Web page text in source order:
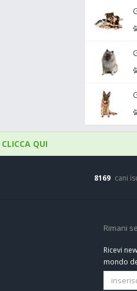
CLICCA QUI
8169 cani
Rimani
Ricevi
mondo